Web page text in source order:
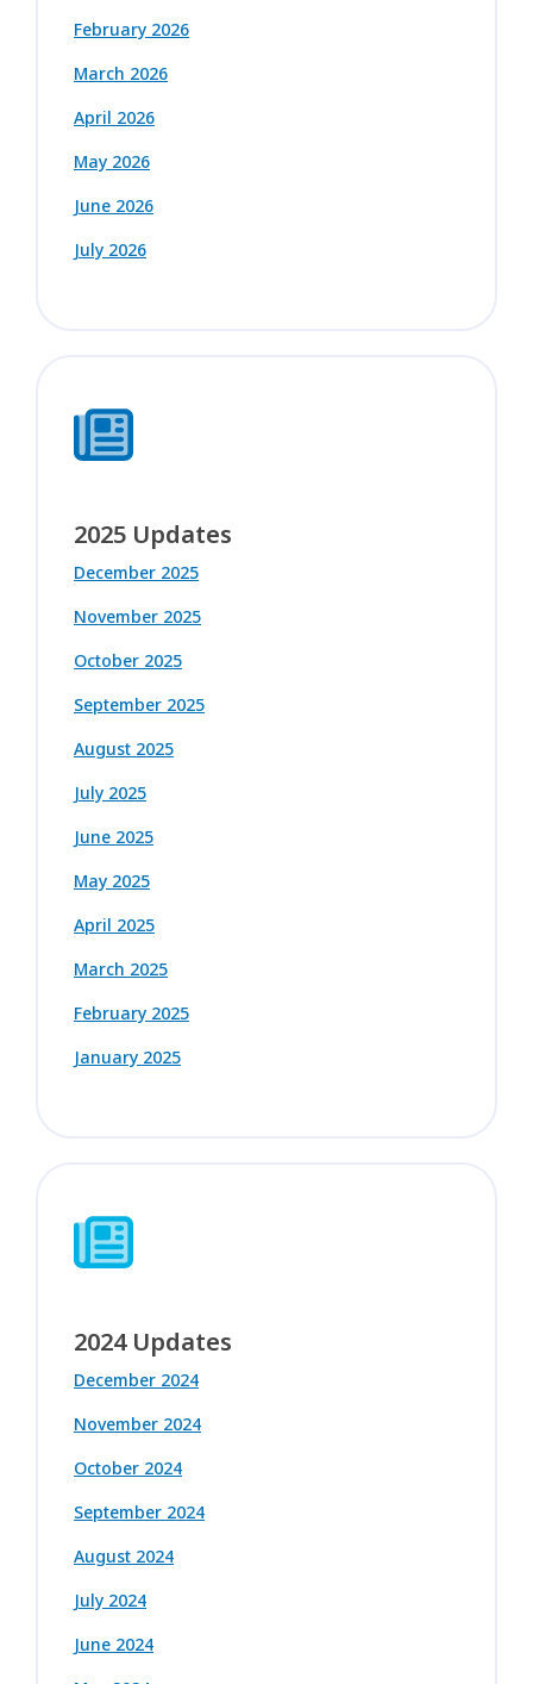
February 2026
March 2026
April 2026
May 2026
June 2026
July 2026
2025 Updates
December 2025
November 2025
October 2025
September 2025
August 2025
July 2025
June 2025
May 2025
April 2025
March 2025
February 2025
January 2025
2024 Updates
December 2024
November 2024
October 2024
September 2024
August 2024
July 2024
June 2024